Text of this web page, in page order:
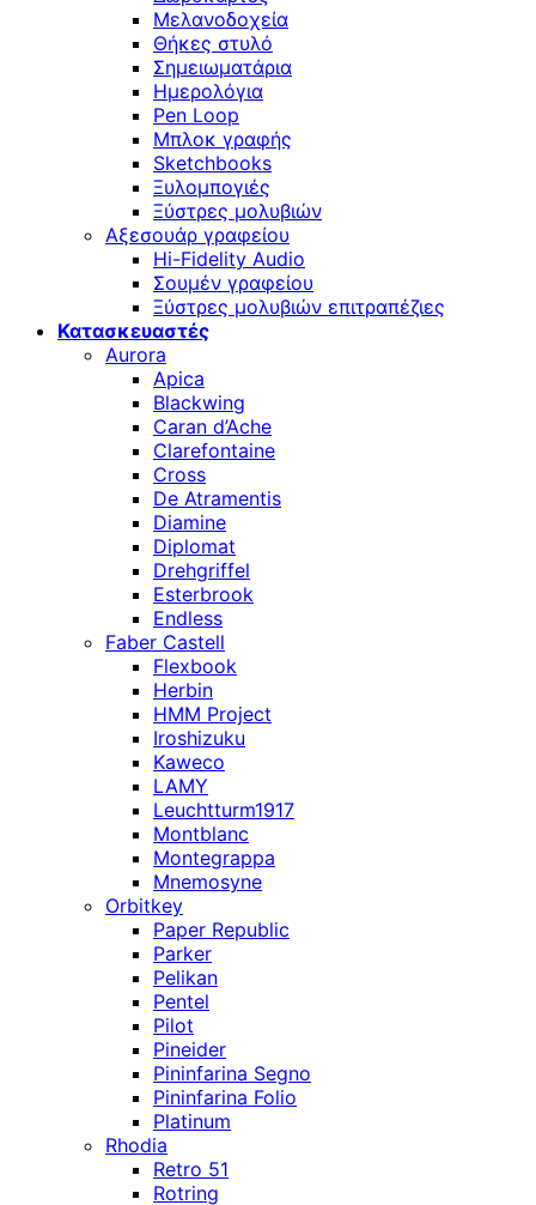
Μελανοδοχεία
Θήκες στυλό
Σημειωματάρια
Ημερολόγια
Pen Loop
Μπλοκ γραφής
Sketchbooks
Ξυλομπογιές
Ξύστρες μολυβιών
Αξεσουάρ γραφείου
Hi-Fidelity Audio
Σουμέν γραφείου
Ξύστρες μολυβιών επιτραπέζιες
Κατασκευαστές
Aurora
Apica
Blackwing
Caran d’Ache
Clarefontaine
Cross
De Atramentis
Diamine
Diplomat
Drehgriffel
Esterbrook
Endless
Faber Castell
Flexbook
Herbin
HMM Project
Iroshizuku
Kaweco
LAMY
Leuchtturm1917
Montblanc
Montegrappa
Mnemosyne
Orbitkey
Paper Republic
Parker
Pelikan
Pentel
Pilot
Pineider
Pininfarina Segno
Pininfarina Folio
Platinum
Rhodia
Retro 51
Rotring